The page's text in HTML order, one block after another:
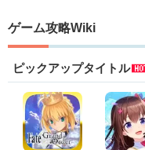
ゲーム攻略Wiki
ピックアップタイトル